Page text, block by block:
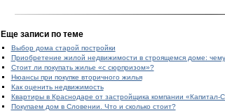
Еще записи по теме
Выбор дома старой постройки
Приобретение жилой недвижимости в строящемся доме:
Стоит ли покупать жилье «с сюрпризом»?
Нюансы при покупке вторичного жилья
Как оценить недвижимость
Квартиры в Краснодаре от застройщика компании «Капитал-
Покупаем дом в Словении. Что и сколько стоит?